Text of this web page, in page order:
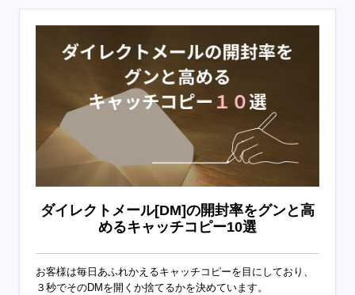
ダイレクトメール[DM]の開封率をグンと高
めるキャッチコピー10選
お客様は毎日あふれかえるキャッチコピーを目にしており、
３秒でそのDMを開くか捨てるかを決めています。